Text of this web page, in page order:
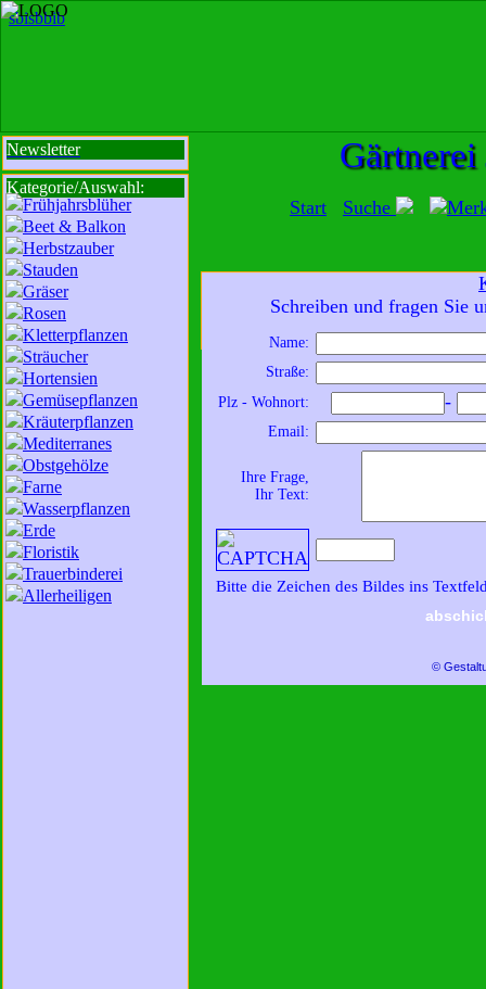
sbisbbib
Start Suche
Gärtnerei
Newsletter
Kategorie/Auswahl:
Frühjahrsblüher
Beet & Balkon
Herbstzauber
Stauden
Gräser
Rosen
Kletterpflanzen
Sträucher
Hortensien
Gemüsepflanzen
Kräuterpflanzen
Mediterranes
Obstgehölze
Farne
Wasserpflanzen
Erde
Floristik
Trauerbinderei
Allerheiligen
Wir sind für Sie da:
Mo - Fr: 8 - 18 Uhr
Sa: 8 - 13 Uhr
und freuen uns auf
Ihren Besuch.
Schreiben und fragen Sie
Name:
Straße:
Plz - Wohnort:
-
Email:
Ihre Frage,
Ihr Text:
Bitte die Zeichen des Bildes ins
©
Mit der Nutzung unserer Dienste
zur